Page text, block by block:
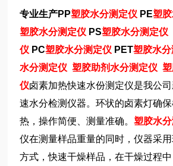
专业生产PP塑胶水分测定仪 PE塑
塑胶水分测定仪 PS塑胶水分测定仪
仪 PC塑胶水分测定仪 PET塑胶水
水分测定仪 塑胶助剂水分测定仪
仪卤素加热快速水份测定仪是我公
速水分检测仪器。环状的卤素灯确
热，操作简便、测量准确。塑胶水
仪在测量样品重量的同时，仪器采
方式，快速干燥样品，在干燥过程